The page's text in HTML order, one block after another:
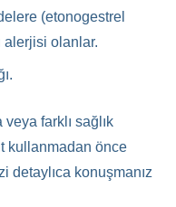
(etonogestrel
alerjisi olanlar.
farklı sağlık
kullanmadan önce
detaylıca konuşmanız